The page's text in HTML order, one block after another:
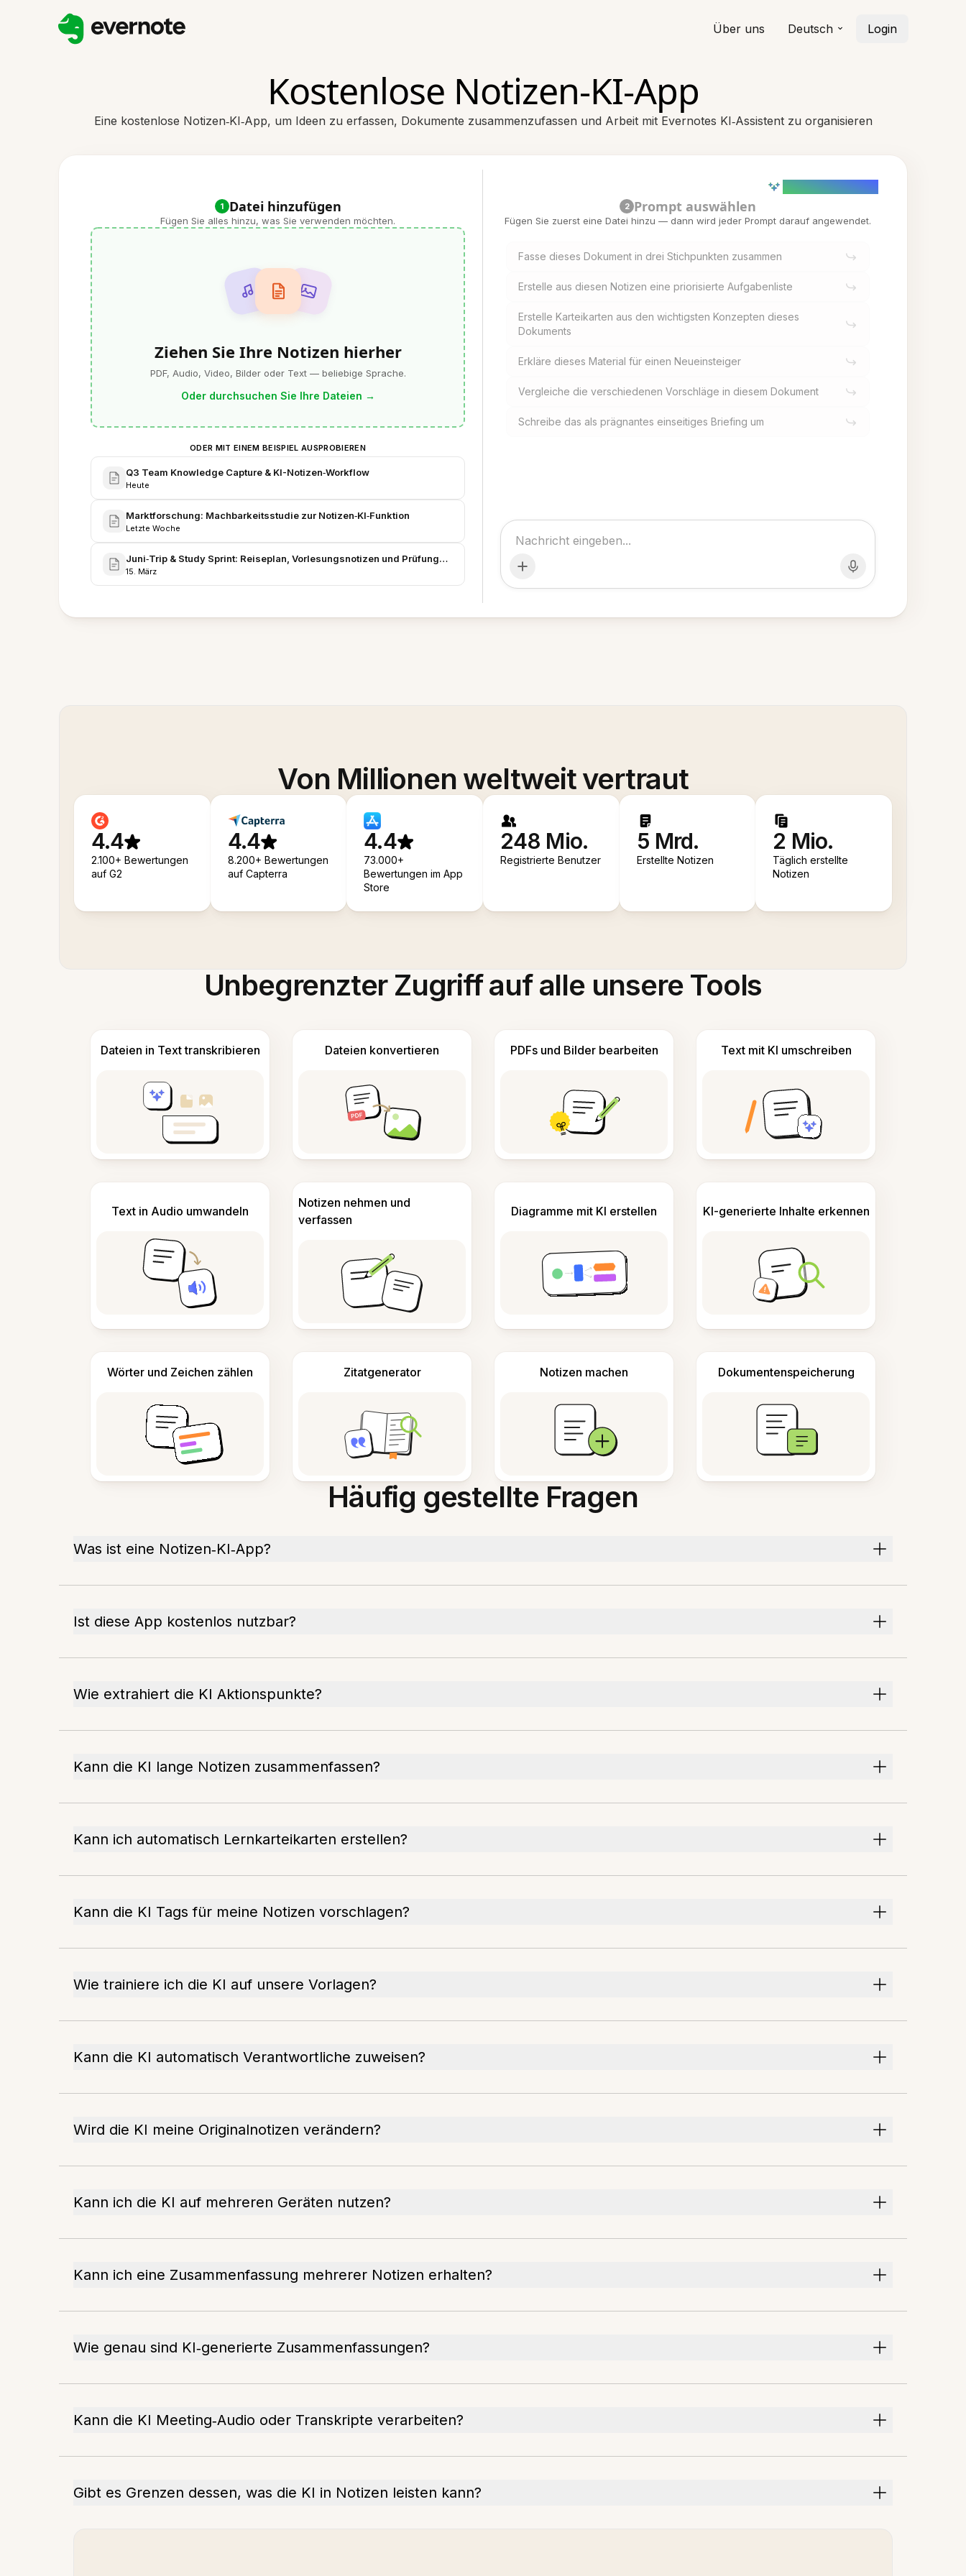
Über uns Deutsch Login
Kostenlose Notizen‑KI‑App
Eine kostenlose Notizen‑KI‑App, um Ideen zu erfassen, Dokumente zusammenzufassen und Arbeit mit Evernotes KI‑Assistent zu organisieren
1 Datei hinzufügen
Fügen Sie alles hinzu, was Sie verwenden möchten.
Ziehen Sie Ihre Notizen hierher
PDF, Audio, Video, Bilder oder Text — beliebige Sprache.
Oder durchsuchen Sie Ihre Dateien →
ODER MIT EINEM BEISPIEL AUSPROBIEREN
Q3 Team Knowledge Capture & KI-Notizen‑Workflow
Heute
Marktforschung: Machbarkeitsstudie zur Notizen‑KI‑Funktion
Letzte Woche
Juni‑Trip & Study Sprint: Reiseplan, Vorlesungsnotizen und Prüfungs‑Vorbereitung
15. März
2 Prompt auswählen
Fügen Sie zuerst eine Datei hinzu — dann wird jeder Prompt darauf angewendet.
Fasse dieses Dokument in drei Stichpunkten zusammen
Erstelle aus diesen Notizen eine priorisierte Aufgabenliste
Erstelle Karteikarten aus den wichtigsten Konzepten dieses
Dokuments
Erkläre dieses Material für einen Neueinsteiger
Vergleiche die verschiedenen Vorschläge in diesem Dokument
Schreibe das als prägnantes einseitiges Briefing um
Von Millionen weltweit vertraut
4.4
2.100+ Bewertungen
auf G2
4.4
8.200+ Bewertungen
auf Capterra
4.4
73.000+
Bewertungen im App
Store
248 Mio.
Registrierte Benutzer
5 Mrd.
Erstellte Notizen
2 Mio.
Täglich erstellte
Notizen
Unbegrenzter Zugriff auf alle unsere Tools
Dateien in Text transkribieren Dateien konvertieren PDFs und Bilder bearbeiten Text mit KI umschreiben
Text in Audio umwandeln
Notizen nehmen und
verfassen
Diagramme mit KI erstellen KI-generierte Inhalte erkennen
Wörter und Zeichen zählen Zitatgenerator Notizen machen Dokumentenspeicherung
Häufig gestellte Fragen
Was ist eine Notizen‑KI‑App?
Ist diese App kostenlos nutzbar?
Wie extrahiert die KI Aktionspunkte?
Kann die KI lange Notizen zusammenfassen?
Kann ich automatisch Lernkarteikarten erstellen?
Kann die KI Tags für meine Notizen vorschlagen?
Wie trainiere ich die KI auf unsere Vorlagen?
Kann die KI automatisch Verantwortliche zuweisen?
Wird die KI meine Originalnotizen verändern?
Kann ich die KI auf mehreren Geräten nutzen?
Kann ich eine Zusammenfassung mehrerer Notizen erhalten?
Wie genau sind KI‑generierte Zusammenfassungen?
Kann die KI Meeting‑Audio oder Transkripte verarbeiten?
Gibt es Grenzen dessen, was die KI in Notizen leisten kann?